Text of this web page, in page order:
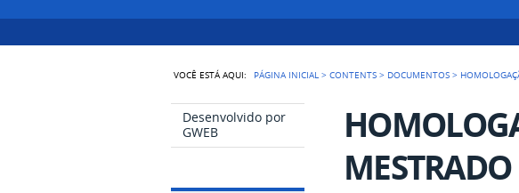
VOCÊ ESTÁ AQUI: PÁGINA INICIAL >CONTENTS > DOCUMENTOS >
Desenvolvido por
GWEB